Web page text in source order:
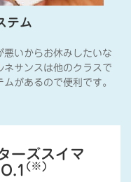
テム
いからお休みしたいな
ネサンスは他のクラスで
があるので便利です。
ーズスイマ
(※)